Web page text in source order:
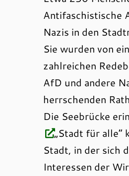
Antifaschistische
Nazis in den
Sie wurden von
zahlreichen
AfD und andere
herrschenden
Die Seebrücke
„Stadt für alle“
Stadt, in der sich
Interessen der